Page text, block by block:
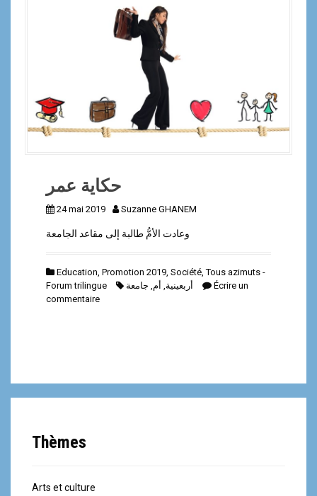
حكاية عمر
24 mai 2019 Suzanne GHANEM
وعادت الأمُّ طالبة إلى مقاعد الجامعة
Education Promotion 2019 Société ,Tous azimuts -
Forum trilingue
أربعينية أم جامعة
Écrire un
commentaire
Thèmes
Arts et culture